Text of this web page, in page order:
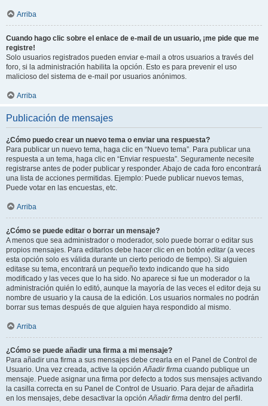
Arriba
Cuando hago clic sobre el enlace de e-mail de un usuario, ¡me pide que me
registre!
Solo usuarios registrados pueden enviar e-mail a otros usuarios a través del
foro, si la administración habilita la opción. Esto es para prevenir el uso
malicioso del sistema de e-mail por usuarios anónimos.
Arriba
Publicación de mensajes
¿Cómo puedo crear un nuevo tema o enviar una respuesta?
Para publicar un nuevo tema, haga clic en “Nuevo tema”. Para publicar una
respuesta a un tema, haga clic en “Enviar respuesta”. Seguramente necesite
registrarse antes de poder publicar y responder. Abajo de cada foro encontrará
una lista de acciones permitidas. Ejemplo: Puede publicar nuevos temas,
Puede votar en las encuestas, etc.
Arriba
¿Cómo se puede editar o borrar un mensaje?
A menos que sea administrador o moderador, solo puede borrar o editar sus
propios mensajes. Para editarlos debe hacer clic en en botón editar(a veces
esta opción solo es válida durante un cierto periodo de tiempo). Si alguien
editase su tema, encontrará un pequeño texto indicando que ha sido
modificado y las veces que lo ha sido. No aparece si fue un moderador o la
administración quién lo editó, aunque la mayoría de las veces el editor deja su
nombre de usuario y la causa de la edición. Los usuarios normales no podrán
borrar sus temas después de que alguien haya respondido al mismo.
Arriba
¿Cómo se puede añadir una firma a mi mensaje?
Para añadir una firma a sus mensajes debe crearla en el Panel de Control de
Usuario. Una vez creada, active la opciónAñadir firma cuando publique un
mensaje. Puede asignar una firma por defecto a todos sus mensajes activando
la casilla correcta en su Panel de Control de Usuario. Para dejar de añadirla
en los mensajes, debe desactivar la opciónAñadir firma dentro del perfil.